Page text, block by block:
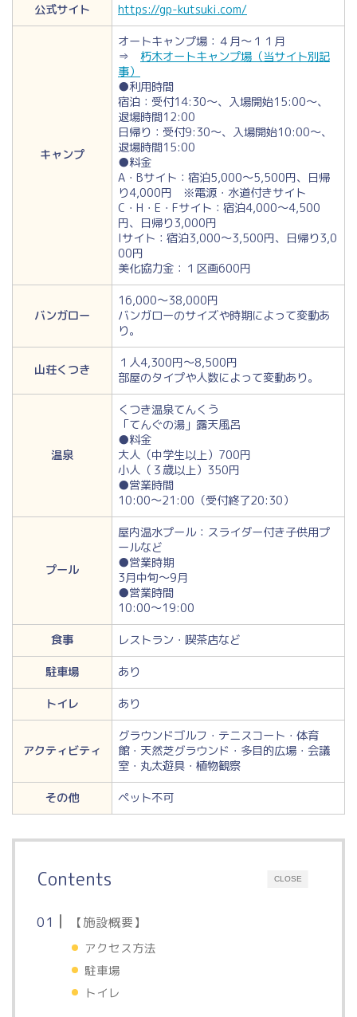
公式サイト
https://gp-kutsuki.com/
キャンプ
オートキャンプ場：４月～１１月
⇒ 朽木オートキャンプ場（当サイト別記
事）
●利用時間
宿泊：受付14:30～、入場開始15:00～、
退場時間12:00
日帰り：受付9:30～、入場開始10:00～、
退場時間15:00
●料金
A・Bサイト：宿泊5,000～5,500円、日帰
り4,000円 ※電源・水道付きサイト
C・H・E・Fサイト：宿泊4,000～4,500
円、日帰り3,000円
Iサイト：宿泊3,000～3,500円、日帰り3,0
00円
美化協力金：１区画600円
バンガロー
16,000～38,000円
バンガローのサイズや時期によって変動あ
り。
山荘くつき
１人4,300円～8,500円
部屋のタイプや人数によって変動あり。
温泉
くつき温泉てんくう
「てんぐの湯」露天風呂
●料金
大人（中学生以上）700円
小人（３歳以上）350円
●営業時間
10:00～21:00（受付終了20:30）
プール
屋内温水プール：スライダー付き子供用プ
ールなど
●営業時期
3月中旬～9月
●営業時間
10:00～19:00
食事
レストラン・喫茶店など
駐車場
あり
トイレ
あり
アクティビティ
グラウンドゴルフ・テニスコート・体育
館・天然芝グラウンド・多目的広場・会議
室・丸太遊具・植物観察
その他
ペット不可
CLOSE
Contents
【施設概要】
アクセス方法
駐車場
トイレ